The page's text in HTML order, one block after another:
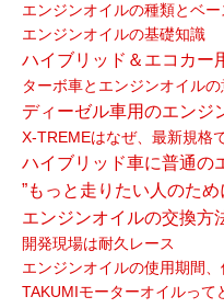
エンジンオイルの種類とベ
エンジンオイルの基礎知識
ハイブリッド＆エコカー
ターボ車とエンジンオイル
ディーゼル車用のエンジ
X-TREMEはなぜ、最新規格
ハイブリッド車に普通の
”もっと走りたい人のため
エンジンオイルの交換方
開発現場は耐久レース
エンジンオイルの使用期間
TAKUMIモーターオイルって